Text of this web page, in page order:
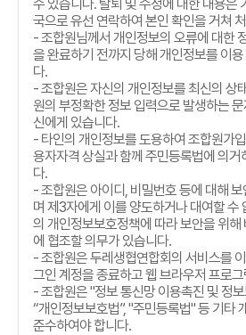
수 있습니다. 탈퇴 및 수정에 대한 내용은
국으로 유선 연락하여 본인 확인을 거쳐
-조합원님께서 개인정보의 오류에 대한
을 완료하기 전까지 당해 개인정보를 이
다.
-조합원은 자신의 개인정보를 최신의 상
원의 부정확한 정보 입력으로 발생하는
신에게 있습니다.
- 타인의 개인정보를 도용하여 조합원가
용자자격 상실과 함께 주민등록법에 의거
다.
-조합원은 아이디 , 비밀번호 등에 대해
며 제3자에게 이를 양도하거나 대여할 수
의 개인정보보호정책에 따라 보안을 위
에 협조할 의무가 있습니다.
-조합원은 두레생협연합회의 서비스를
그인 계정을 종료하고 웹 브라우저 프로
-조합원은"정보 통신망 이용촉진 및 정
“개인정보보호법”, "주민등록법"등 기타
준수하여야 합니다.